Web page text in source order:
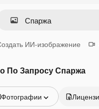
ИИ-изображение
По Запросу Спаржа
Фотографии